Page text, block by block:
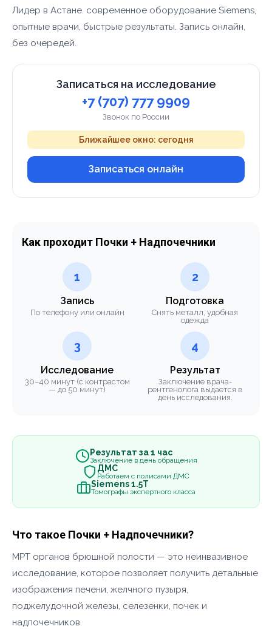
Лидер в Астане. современное оборудование Siemens,
опытные врачи, быстрые результаты. Запись онлайн,
без очередей.
Записаться на исследование
+7 (707) 777 9909
Звонок по России
Ближайшее окно: сегодня
Записаться онлайн
Как проходит Почки + Надпочечники
1
Запись
По телефону или онлайн
2
Подготовка
Снять металл, удобная
одежда
3
Исследование
30–40 минут (с контрастом
— до 50 минут)
4
Результат
Заключение врача-
рентгенолога выдается в
день исследования.
Результат за 1 час
Заключение в день обращения
ДМС
Работаем с полисами ДМС
Siemens 1.5Т
Томографы экспертного класса
Что такое Почки + Надпочечники?
МРТ органов брюшной полости — это неинвазивное
исследование, которое позволяет получить детальные
изображения печени, желчного пузыря,
поджелудочной железы, селезенки, почек и
надпочечников.